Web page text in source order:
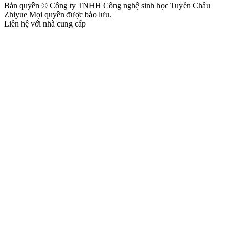
Bản quyền © Công ty TNHH Công nghệ sinh học Tuyền Châu
Zhiyue Mọi quyền được bảo lưu.
Liên hệ với nhà cung cấp